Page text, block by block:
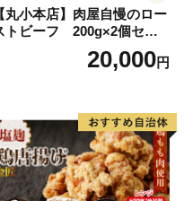
返礼品はこちら
【丸小本店】肉屋自慢のロー
トビーフ 200g×2個セッ
20,000円